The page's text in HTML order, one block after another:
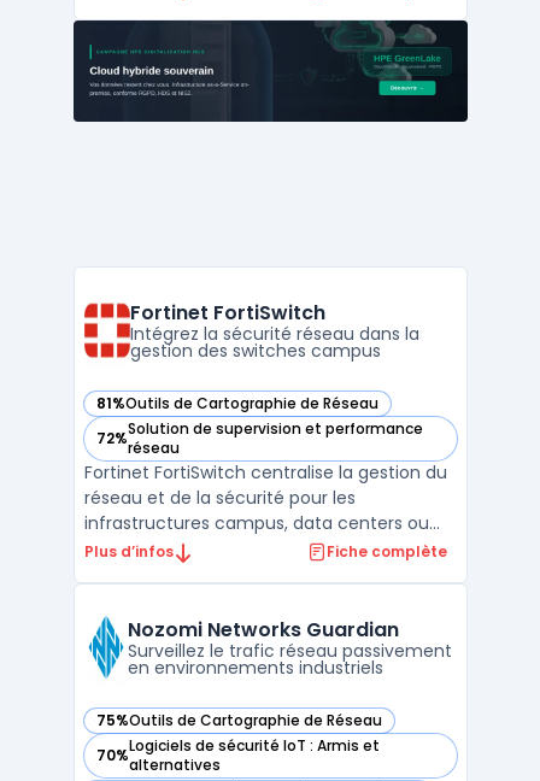
réel aux informations. Cette plateforme
réunit bases de données, outils d’analyse
avancée et ...
Fortinet FortiSwitch
Intégrez la sécurité réseau dans la
gestion des switches campus
81%Outils de Cartographie de Réseau
— voir Fortinet FortiSwitch dans cette catégorie
72%Solution de supervision et performance
réseau
— voir Fortinet FortiSwitch dans cette catégorie
Fortinet FortiSwitch centralise la gestion du
réseau et de la sécurité pour les
infrastructures campus, data centers ou
agences multi-sites. Ce commutateur
métier tout en appliquant une politique de
sécurité sans licence ad ...
Plus d’infos Fiche complète
Nozomi Networks Guardian
Surveillez le trafic réseau passivement
en environnements industriels
75%Outils de Cartographie de Réseau
— voir Nozomi Networks Guardian dans cette catégorie
70%Logiciels de sécurité IoT : Armis et
alternatives
— voir Nozomi Networks Guardian dans cette catégorie